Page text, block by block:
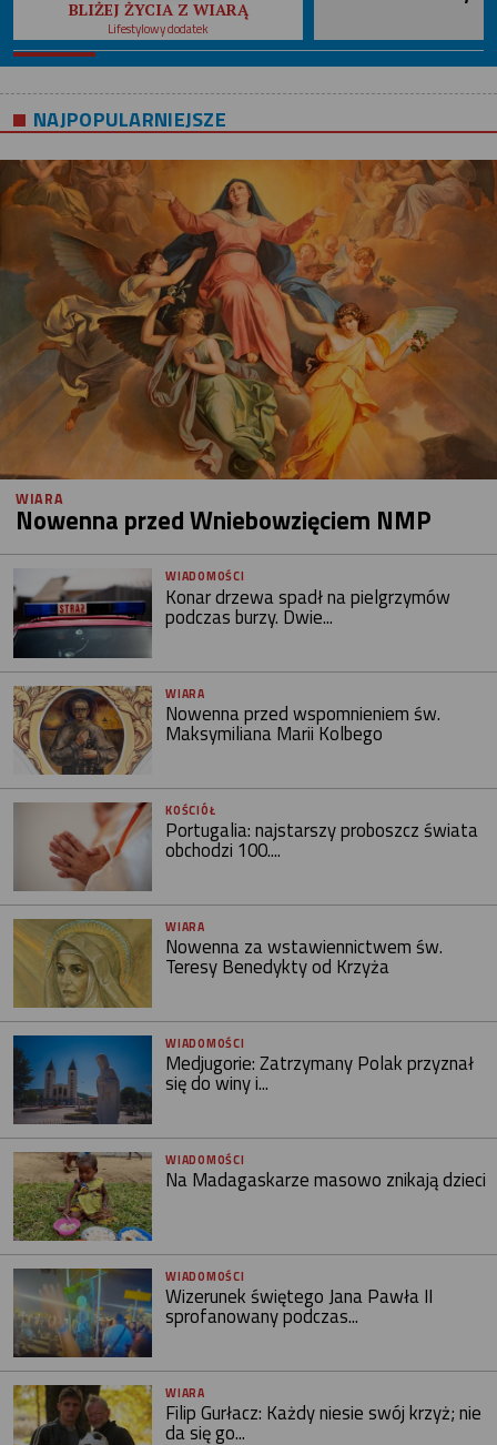
BLIŻEJ ŻYCIA Z WIARĄ
Lifestylowy dodatek
NAJPOPULARNIEJSZE
WIARA
Nowenna przed Wniebowzięciem NMP
WIADOMOŚCI
Konar drzewa spadł na pielgrzymów
podczas burzy. Dwie...
WIARA
Nowenna przed wspomnieniem św.
Maksymiliana Marii Kolbego
KOŚCIÓŁ
Portugalia: najstarszy proboszcz świata
obchodzi 100....
WIARA
Nowenna za wstawiennictwem św.
Teresy Benedykty od Krzyża
WIADOMOŚCI
Medjugorie: Zatrzymany Polak przyznał
się do winy i...
WIADOMOŚCI
Na Madagaskarze masowo znikają dzieci
WIADOMOŚCI
Wizerunek świętego Jana Pawła II
sprofanowany podczas...
WIARA
Filip Gurłacz: Każdy niesie swój krzyż; nie
da się go...